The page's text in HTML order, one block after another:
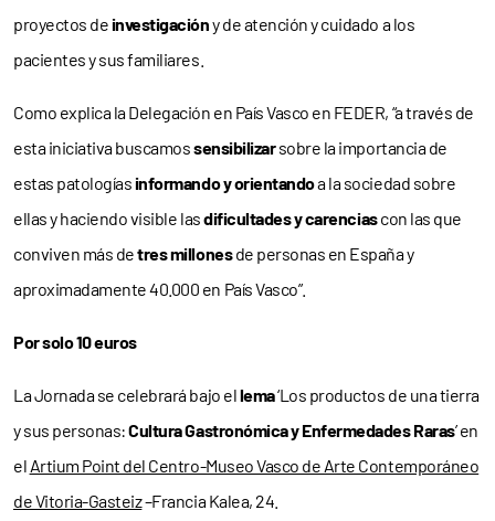
proyectos deinvestigacióny de atención y cuidado a los
pacientes y sus familiares.
Como explica la Delegación en País Vasco en FEDER, “a través de
esta iniciativa buscamossensibilizarsobre la importancia de
estas patologíasinformando y orientandoa la sociedad sobre
ellas y haciendo visible lasdificultades y carenciascon las que
conviven más detres millonesde personas en España y
aproximadamente 40.000 en País Vasco”.
Por solo 10 euros
La Jornada se celebrará bajo ellema‘Los productos de una tierra
y sus personas:Cultura Gastronómica y Enfermedades Raras’ en
el Artium Point del Centro-Museo Vasco de Arte Contemporáneo
de Vitoria-Gasteiz–Francia Kalea, 24.